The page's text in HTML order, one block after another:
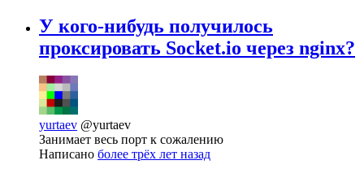
У кого-нибудь получилось
проксировать Socket.io через nginx?
yurtaev @yurtaev
Занимает весь порт к сожалению
Написано более трёх лет назад